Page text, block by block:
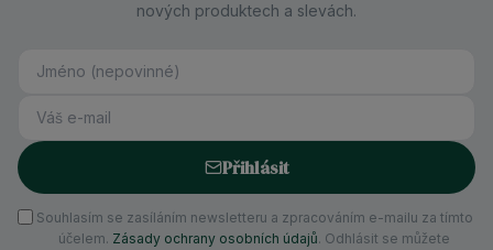
nových produktech a slevách.
Přihlásit
Souhlasím se zasíláním newsletteru a zpracováním e-mailu za tímto
účelem. Zásady ochrany osobních údajů. Odhlásit se můžete